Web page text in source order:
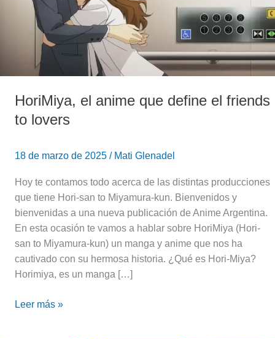
HoriMiya, el anime que define el friends
to lovers
18 de marzo de 2025 / Mati Glenadel
Hoy te contamos todo acerca de las distintas producciones
que tiene Hori-san to Miyamura-kun. Bienvenidos y
bienvenidas a una nueva publicación de Anime Argentina.
En esta ocasión te vamos a hablar sobre HoriMiya (Hori-
san to Miyamura-kun) un manga y anime que nos ha
cautivado con su hermosa historia. ¿Qué es Hori-Miya?
Horimiya, es un manga […]
lovers
Leer más »